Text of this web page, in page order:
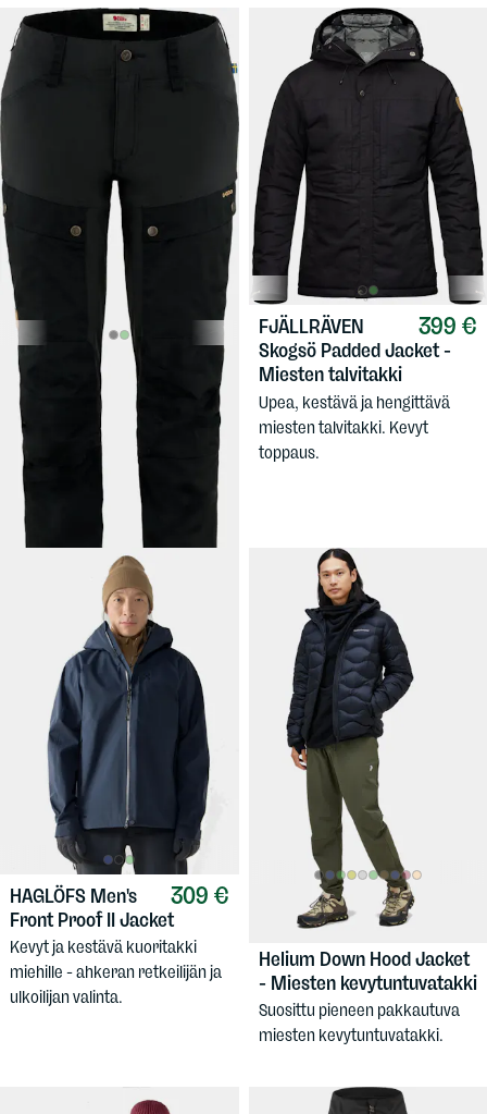
219,90 €
FJÄLLRÄVEN
Women's Keb Trousers
Curved
Naisten tekniset vaellushousut
joustopaneeleilla. Curved-malli.
Kolme lahjepituutta.
399 €
FJÄLLRÄVEN
Skogsö Padded Jacket -
Miesten talvitakki
Upea, kestävä ja hengittävä
miesten talvitakki. Kevyt
toppaus.
309 €
HAGLÖFS Men's
Front Proof II Jacket
Kevyt ja kestävä kuoritakki
miehille - ahkeran retkeilijän ja
ulkoilijan valinta.
279,90 €
PEAK
PERFORMANCE
Helium Down Hood Jacket
- Miesten kevytuntuvatakki
Suosittu pieneen pakkautuva
miesten kevytuntuvatakki.